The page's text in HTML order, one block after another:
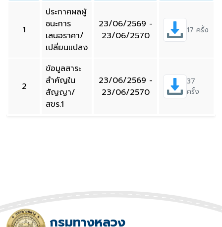
1
ประกาศผลผู้
ชนะการ
เสนอราคา/
เปลี่ยนแปลง
23/06/2569 -
23/06/2570
17 ครั้ง
2
ข้อมูลสาระ
สำคัญใน
สัญญา/
สขร.1
23/06/2569 -
23/06/2570
37
ครั้ง
กรมทางหลวง